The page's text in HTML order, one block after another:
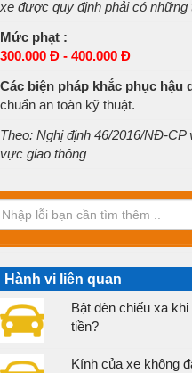
xe được quy định phải có những
Mức phạt :
300.000 Đ - 400.000 Đ
Các biện pháp khắc phục hậu
chuẩn an toàn kỹ thuật.
Theo: Nghị định 46/2016/NĐ-
vực giao thông
Hành vi liên quan
Bật đèn chiếu xa
tiền?
Kính của xe không